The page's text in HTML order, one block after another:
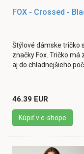
FOX - Crossed -
Štýlové dámske tričko
značky Fox. Tričko má
aj do chladnejšieho
46.39 EUR
Kúpiť v e-shope